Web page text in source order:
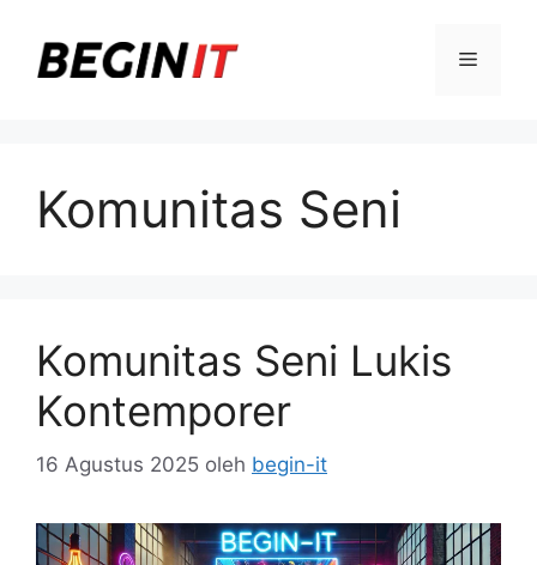
Menu
Komunitas Seni
Komunitas Seni Lukis
Kontemporer
16 Agustus 2025 oleh begin-it